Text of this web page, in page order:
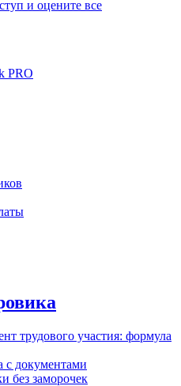
и оцените все
PRO
трудового участия: формула
с документами
без заморочек